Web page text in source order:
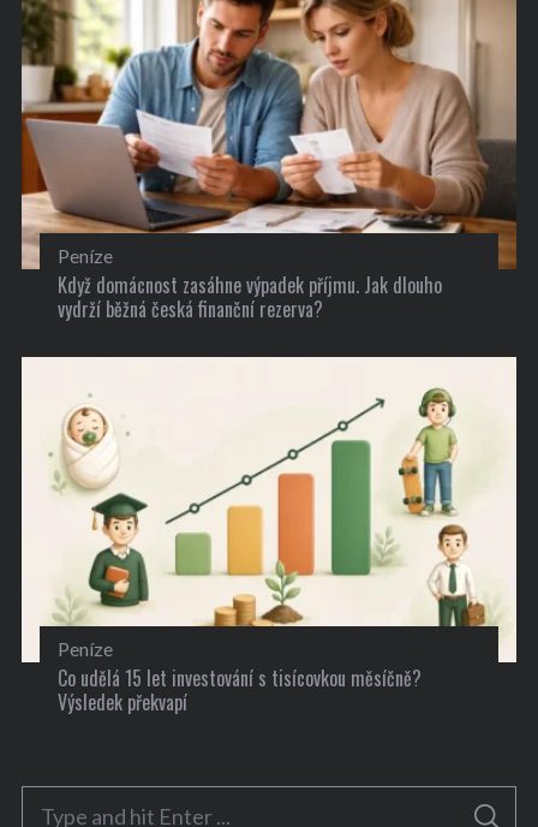
Peníze
Když domácnost zasáhne výpadek příjmu. Jak dlouho
vydrží běžná česká finanční rezerva?
Peníze
Co udělá 15 let investování s tisícovkou měsíčně?
Výsledek překvapí
S